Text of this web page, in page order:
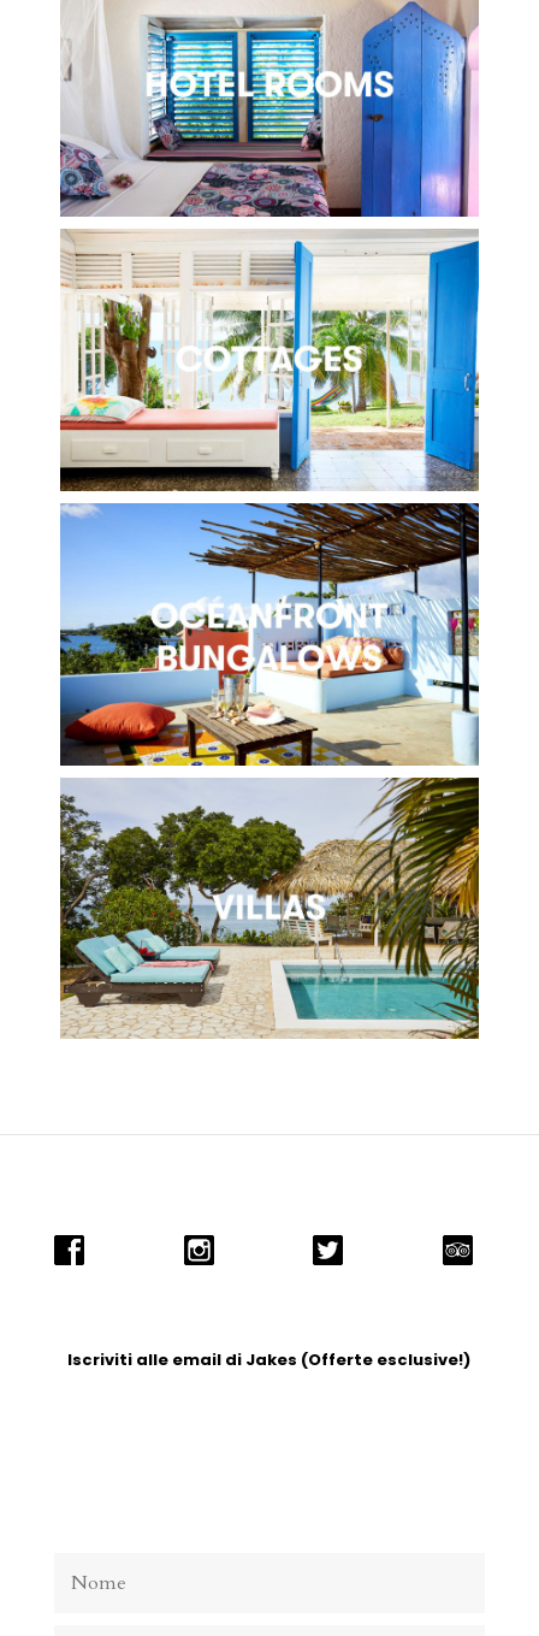
Iscriviti alle email di Jakes (Offerte esclusive!)